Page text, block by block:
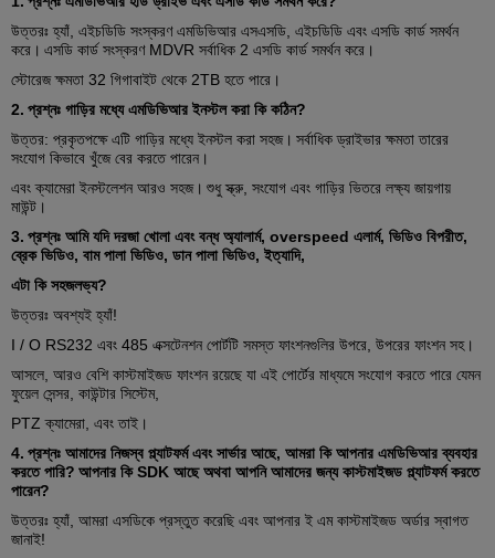
উত্তরঃ হ্যাঁ, এইচডিডি সংস্করণ এমডিভিআর এসএসডি, এইচডিডি এবং এসডি কার্ড সমর্থন
করে। এসডি কার্ড সংস্করণ MDVR সর্বাধিক 2 এসডি কার্ড সমর্থন করে।
স্টোরেজ ক্ষমতা 32 গিগাবাইট থেকে 2TB হতে পারে।
2. প্রশ্নঃ গাড়ির মধ্যে এমডিভিআর ইনস্টল করা কি কঠিন?
উত্তর: প্রকৃতপক্ষে এটি গাড়ির মধ্যে ইনস্টল করা সহজ। সর্বাধিক ড্রাইভার ক্ষমতা তারের
সংযোগ কিভাবে খুঁজে বের করতে পারেন।
এবং ক্যামেরা ইনস্টলেশন আরও সহজ। শুধু স্ক্রু, সংযোগ এবং গাড়ির ভিতরে লক্ষ্য জায়গায়
মাউন্ট।
3. প্রশ্নঃ আমি যদি দরজা খোলা এবং বন্ধ অ্যালার্ম, overspeed এলার্ম, ভিডিও বিপরীত,
ব্রেক ভিডিও, বাম পালা ভিডিও, ডান পালা ভিডিও, ইত্যাদি,
এটা কি সহজলভ্য?
উত্তরঃ অবশ্যই হ্যাঁ!
I / O RS232 এবং 485 এক্সটেনশন পোর্টটি সমস্ত ফাংশনগুলির উপরে, উপরের ফাংশন সহ।
আসলে, আরও বেশি কাস্টমাইজড ফাংশন রয়েছে যা এই পোর্টের মাধ্যমে সংযোগ করতে পারে যেমন
ফুয়েল সেন্সর, কাউন্টার সিস্টেম,
PTZ ক্যামেরা, এবং তাই।
4. প্রশ্নঃ আমাদের নিজস্ব প্ল্যাটফর্ম এবং সার্ভার আছে, আমরা কি আপনার এমডিভিআর ব্যবহার
করতে পারি? আপনার কি SDK আছে অথবা আপনি আমাদের জন্য কাস্টমাইজড প্ল্যাটফর্ম করতে
পারেন?
উত্তরঃ হ্যাঁ, আমরা এসডিকে প্রস্তুত করেছি এবং আপনার ই এম কাস্টমাইজড অর্ডার স্বাগত
জানাই!